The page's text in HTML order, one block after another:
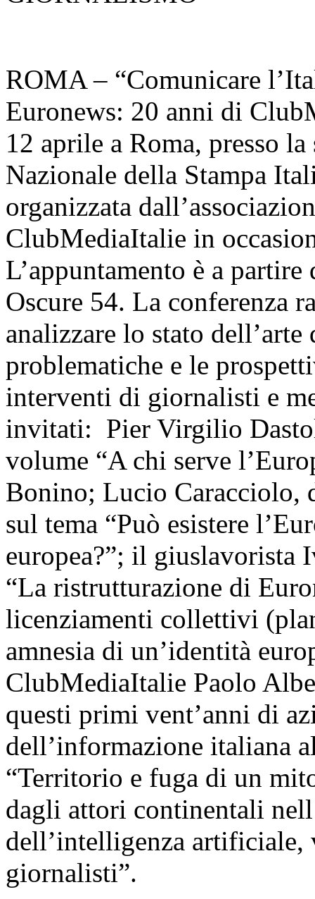
ROMA – “Comunicare
Euronews: 20 anni di
12 aprile a Roma, presso
Nazionale della Stampa
organizzata
ClubMediaItalie in
L’appuntamento è a
Oscure 54. La conferenza
analizzare lo stato
problematiche e le
interventi di giornalisti e
invitati: Pier Virgilio
volume “A chi serve
Bonino; Lucio Caracciolo,
sul tema “Può esistere
europea?”; il giuslavorista
“La ristrutturazione di
licenziamenti collettivi
amnesia di un’identità
ClubMediaItalie Paolo
questi primi vent’anni di
dell’informazione italiana
“Territorio e fuga di un
dagli attori continentali
dell’intelligenza artificiale,
giornalisti”.